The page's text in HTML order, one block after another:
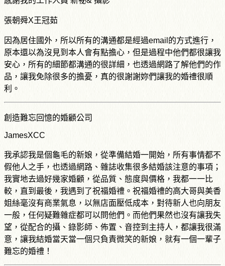
張朝舜X王冠茹
因為居住國外，所以所有的溝通都是經過email的方式進行，
原本還以為沒見到本人會有點擔心，但是過程中他們都很讓我
安心，所有的細節都溝通的很詳細，也透過網路了解他們的作
品，讓我免除很多的擔憂，真的很謝謝妳們讓我的婚禮很順
利。
創造難忘回憶的婚顧公司
JamesXCC
我承認我是個龜毛的新娘，從準備結婚一開始，所有事情都不
假他人之手，也透過網路、雜誌收集很多結婚該注意的事項；
我實地去過好幾家婚顧，從品質、態度與價格，我都一一比
較，直到最後，我遇到了祝福婚禮。祝福婚禮的高大哥與美香
姐絲毫沒有商業氣息，以無店面壓低成本，對待新人也向朋友
一般，任何疑難雜症都可以問他們。而他們果然也沒有讓我失
望，從配合的攝、錄影師、佈置、音控到主持人，都讓我很滿
意，讓我結婚當天當一個只負責微笑的新娘，就有一個一輩子
難忘的婚禮！